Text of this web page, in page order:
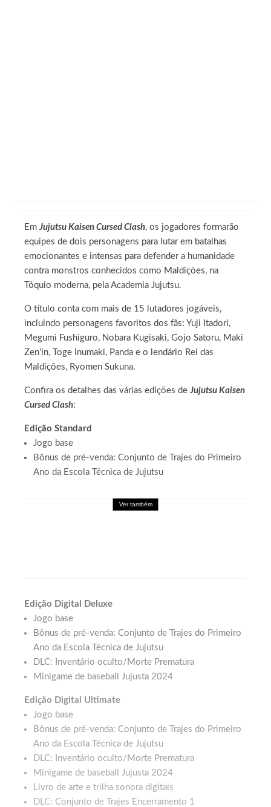
Em Jujutsu Kaisen Cursed Clash, os jogadores formarão
equipes de dois personagens para lutar em batalhas
emocionantes e intensas para defender a humanidade
contra monstros conhecidos como Maldições, na
Tóquio moderna, pela Academia Jujutsu.
O título conta com mais de 15 lutadores jogáveis,
incluindo personagens favoritos dos fãs: Yuji Itadori,
Megumi Fushiguro, Nobara Kugisaki, Gojo Satoru, Maki
Zen’in, Toge Inumaki, Panda e o lendário Rei das
Maldições, Ryomen Sukuna.
Confira os detalhes das várias edições de Jujutsu Kaisen
Cursed Clash:
Edição Standard
Jogo base
Bônus de pré-venda: Conjunto de Trajes do Primeiro
Ano da Escola Técnica de Jujutsu
Ver também
Edição Digital Deluxe
Jogo base
Bônus de pré-venda: Conjunto de Trajes do Primeiro
Ano da Escola Técnica de Jujutsu
DLC: Inventário oculto/Morte Prematura
Minigame de baseball Jujusta 2024
Edição Digital Ultimate
Jogo base
Bônus de pré-venda: Conjunto de Trajes do Primeiro
Ano da Escola Técnica de Jujutsu
DLC: Inventário oculto/Morte Prematura
Minigame de baseball Jujusta 2024
Livro de arte e trilha sonora digitais
DLC: Conjunto de Trajes Encerramento 1